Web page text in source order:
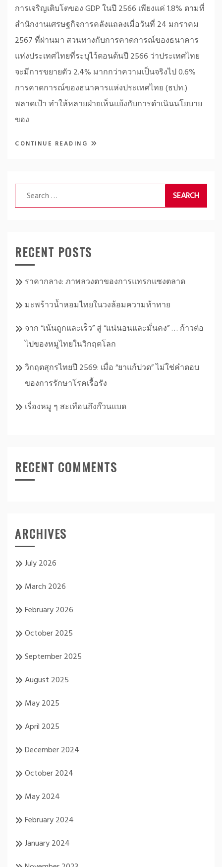
การเจริญเติบโตของ GDP ในปี 2566 เพียงแค่ 1.8% ตามที่
สำนักงานเศรษฐกิจการคลังแถลงเมื่อวันที่ 24 มกราคม
2567 ที่ผ่านมา สวนทางกับการคาดการณ์ของธนาคาร
แห่งประเทศไทยที่ระบุไว้ตอนต้นปี 2566 ว่าประเทศไทย
จะมีการขยายตัว 2.4% มากกว่าความเป็นจริงไป 0.6%
การคาดการณ์ของธนาคารแห่งประเทศไทย (ธปท.)
พลาดเป้า ทำให้หลายฝ่ายเห็นแย้งกับการดำเนินนโยบาย
ของ
CONTINUE READING
Search
for:
RECENT POSTS
ราคากลาง: ภาพลวงตาของการแทรกแซงตลาด
มะพร้าวน้ำหอมไทยในวงล้อมความท้าทาย
จาก “เน้นถูกและเร็ว” สู่ “แน่นอนและมั่นคง” … ก้าวต่อ
ไปของหมูไทยในวิกฤตโลก
วิกฤตสุกรไทยปี 2569: เมื่อ “ยาแก้ปวด” ไม่ใช่คำตอบ
ของการรักษาโรคเรื้อรัง
เรื่องหมู ๆ สะเทือนถึงก๊วนแบด
RECENT COMMENTS
ARCHIVES
July 2026
March 2026
February 2026
October 2025
September 2025
August 2025
May 2025
April 2025
December 2024
October 2024
May 2024
February 2024
January 2024